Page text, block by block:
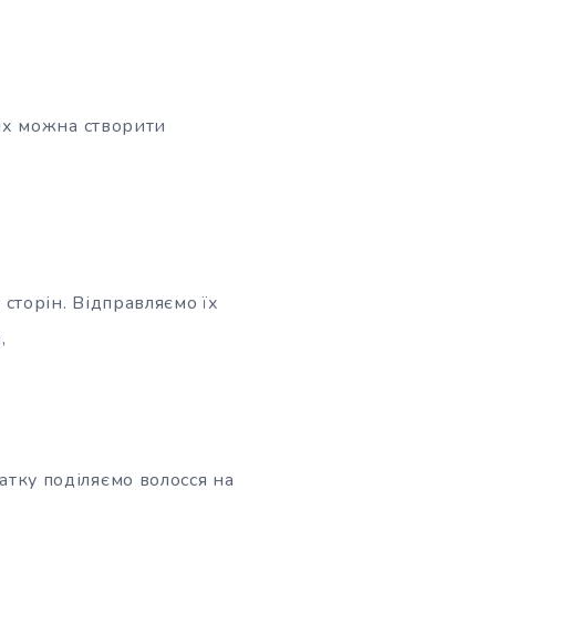
можна створити
Відправляємо їх
поділяємо волосся на